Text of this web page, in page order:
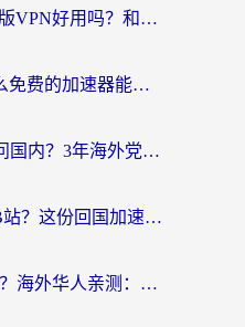
海外党必看：快帆TV版VPN好用吗？和Easyback VPN对比哪个回国效果更好？附2026真实测评
人在海外，到底有什么免费的加速器能让我安心追剧打游戏？
从美国用什么VPN访问国内？3年海外党亲测：选对工具才能无缝刷B站、看腾讯视频
在比利时深夜刷不到B站？这份回国加速器避坑指南请收好
Malus和柠檬鲸好用吗？海外华人亲测：回国加速器怎么选才不踩坑？